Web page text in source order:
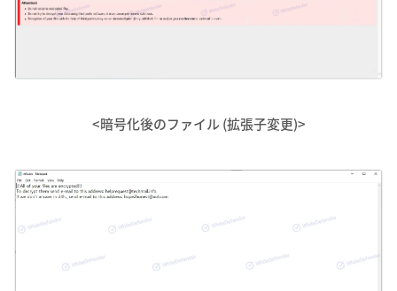
<暗号化後のファイル (拡張子変更)>